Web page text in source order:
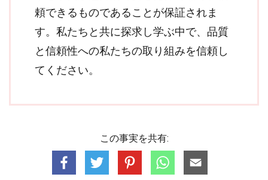
頼できるものであることが保証されま
す。私たちと共に探求し学ぶ中で、品質
と信頼性への私たちの取り組みを信頼し
てください。
この事実を共有: